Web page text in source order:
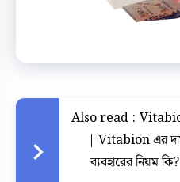
Also read :
| Vitabion এর
ব্যবহারের নিয়ম